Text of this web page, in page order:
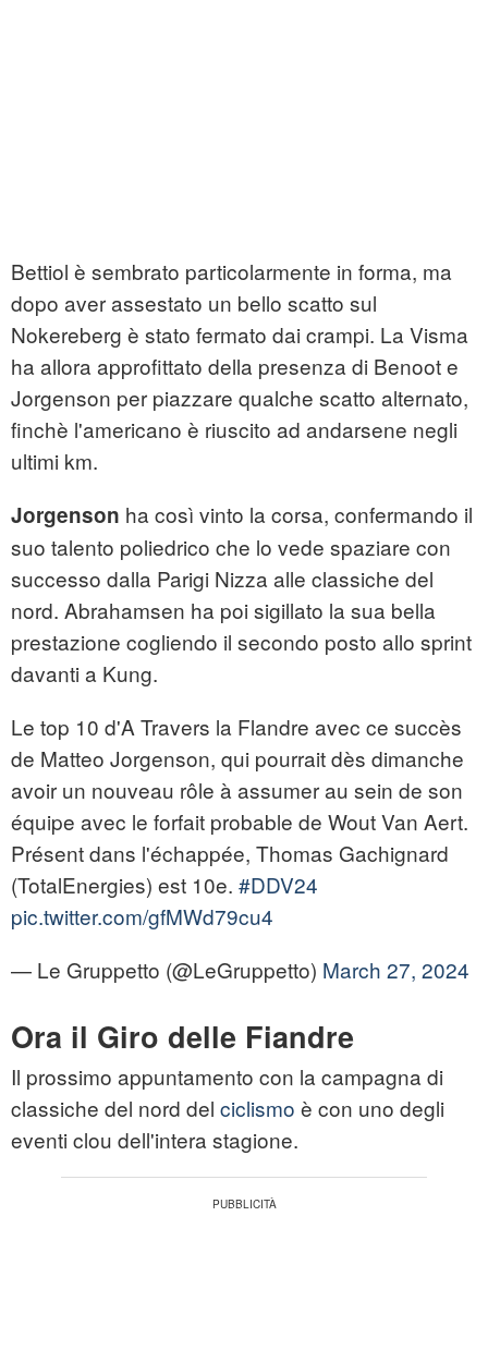
Bettiol è sembrato particolarmente in forma, ma
dopo aver assestato un bello scatto sul
Nokereberg è stato fermato dai crampi. La Visma
ha allora approfittato della presenza di Benoot e
Jorgenson per piazzare qualche scatto alternato,
finchè l'americano è riuscito ad andarsene negli
ultimi km.
Jorgenson ha così vinto la corsa, confermando il
suo talento poliedrico che lo vede spaziare con
successo dalla Parigi Nizza alle classiche del
nord. Abrahamsen ha poi sigillato la sua bella
prestazione cogliendo il secondo posto allo sprint
davanti a Kung.
Le top 10 d'A Travers la Flandre avec ce succès
de Matteo Jorgenson, qui pourrait dès dimanche
avoir un nouveau rôle à assumer au sein de son
équipe avec le forfait probable de Wout Van Aert.
Présent dans l'échappée, Thomas Gachignard
(TotalEnergies) est 10e. #DDV24
pic.twitter.com/gfMWd79cu4
— Le Gruppetto (@LeGruppetto) March 27, 2024
Ora il Giro delle Fiandre
Il prossimo appuntamento con la campagna di
classiche del nord del ciclismo è con uno degli
eventi clou dell'intera stagione.